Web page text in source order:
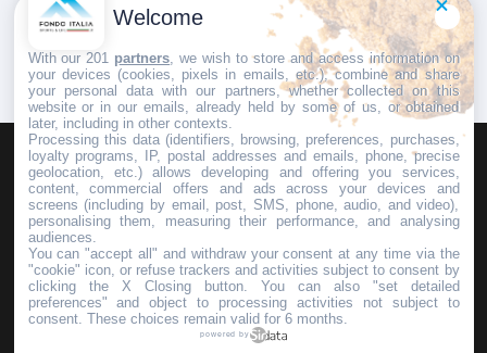
HOMEPAGEREDAZIONEINVIA UN COMUNICATO STAMPA
PUBBLICITÀSCRIVI AL DIRETTORE
Copyright © 2016 - 2025 ASD Fondo Italia - Partita Iva: IT 03855110049
Welcome
With our 201 partners , we wish to store and access information on
your devices (cookies, pixels in emails, etc.), combine and share
your personal data with our partners, whether collected on this
website or in our emails, already held by some of us, or obtained
later, including in other contexts.
Processing this data (identifiers, browsing, preferences, purchases,
loyalty programs, IP, postal addresses and emails, phone, precise
geolocation, etc.) allows developing and offering you services,
content, commercial offers and ads across your devices and
screens (including by email, post, SMS, phone, audio, and video),
personalising them, measuring their performance, and analysing
audiences.
You can "accept all" and withdraw your consent at any time via the
"cookie" icon, or refuse trackers and activities subject to consent by
clicking the X Closing button. You can also "set detailed
preferences" and object to processing activities not subject to
consent. These choices remain valid for 6 months.
powered by